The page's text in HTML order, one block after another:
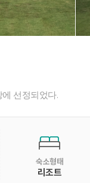
선정되었다.
숙소형태
리조트